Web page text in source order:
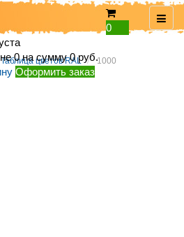
0
0на сумму0 руб.
Оформить заказ
Таблица цветов RAL 1000